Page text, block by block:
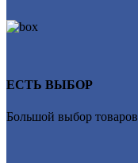
ЕСТЬ ВЫБОР
Большой выбор товаров